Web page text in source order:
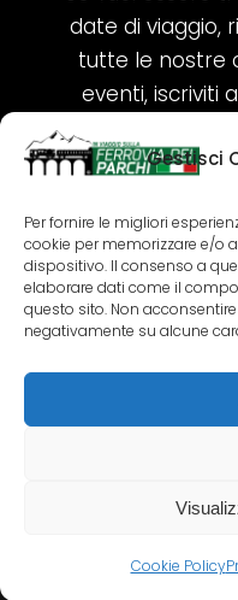
Gestisci
Per fornire le migliori
cookie per memorizzare e/o
dispositivo. Il consenso a
elaborare dati come il
questo sito. Non
negativamente su alcune
Cookie Policy
date di viaggio,
tutte le nostre
eventi, iscriviti
SEGUICI
COPYRIGHT
AGENZIA VIAGGI